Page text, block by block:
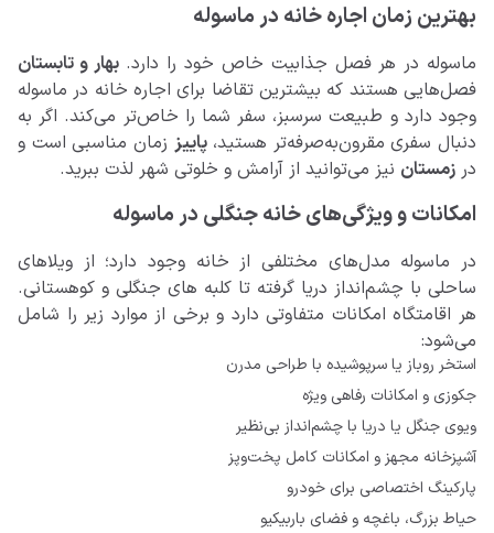
بهترین زمان اجاره خانه در ماسوله
ماسوله در هر فصل جذابیت خاص خود را دارد.بهار و تابستان
فصل‌هایی هستند که بیشترین تقاضا برای اجاره خانه در ماسوله
وجود دارد و طبیعت سرسبز، سفر شما را خاص‌تر می‌کند. اگر به
دنبال سفری مقرون‌به‌صرفه‌تر هستید،پاییز زمان مناسبی است و
در زمستان نیز می‌توانید از آرامش و خلوتی شهر لذت ببرید.
امکانات و ویژگی‌های خانه‌ جنگلی در ماسوله
در ماسوله مدل‌های مختلفی از خانه وجود دارد؛ از ویلاهای
ساحلی با چشم‌انداز دریا گرفته تا کلبه های جنگلی و کوهستانی.
هر اقامتگاه امکانات متفاوتی دارد و برخی از موارد زیر را شامل
می‌شود:
استخر روباز یا سرپوشیده با طراحی مدرن
جکوزی و امکانات رفاهی ویژه
ویوی جنگل یا دریا با چشم‌انداز بی‌نظیر
آشپزخانه مجهز و امکانات کامل پخت‌وپز
پارکینگ اختصاصی برای خودرو
حیاط بزرگ، باغچه و فضای باربیکیو